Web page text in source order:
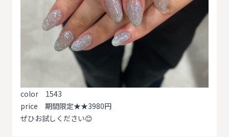
color 1543
price 期間限定★★3980円
ぜひお試しください😊